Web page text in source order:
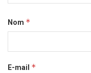
Nom *
E-mail *